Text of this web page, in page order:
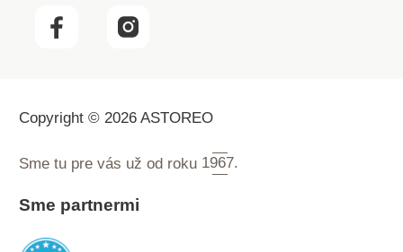
Copyright © 2026 ASTOREO
Sme tu pre vás už od roku 1967.
Sme partnermi